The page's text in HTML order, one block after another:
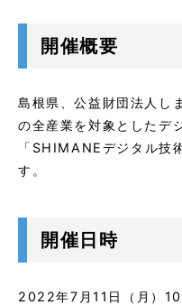
開催概要
島根県、公益財団法人し
の全産業を対象としたデ
「SHIMANEデジタル技
す。
開催日時
2022年7月11日（月）